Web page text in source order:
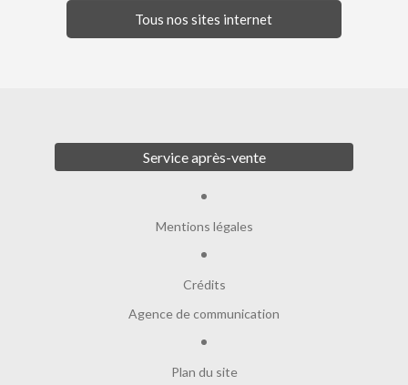
Tous nos sites internet
Service après-vente
Mentions légales
Crédits
Agence de communication
Plan du site